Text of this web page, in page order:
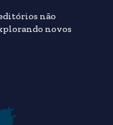
não
novos